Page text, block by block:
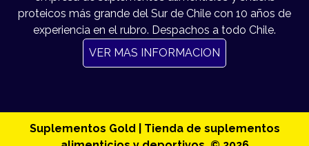
proteicos más grande del Sur de Chile con 10 años de
experiencia en el rubro. Despachos a todo Chile.
VER MAS INFORMACION
Suplementos Gold | Tienda de suplementos